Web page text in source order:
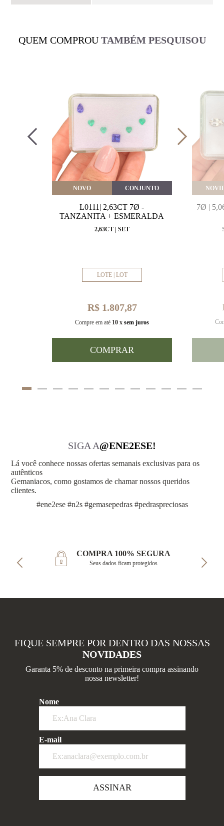
QUEM COMPROU TAMBÉM PESQUISOU
NOVO CONJUNTO
L0111| 2,63CT 7Ø -
TANZANITA + ESMERALDA
2,63CT | SET
LOTE | LOT
R$ 1.807,87
Compre em até 10 x sem juros
COMPRAR
7Ø |
SIGA A@ENE2ESE!
Lá você conhece nossas ofertas semanais exclusivas para os
autênticos
Gemaniacos, como gostamos de chamar nossos queridos
clientes.
#ene2ese #n2s #gemasepedras #pedraspreciosas
COMPRA 100% SEGURA
Seus dados ficam protegidos
FIQUE SEMPRE POR DENTRO DAS NOSSAS
NOVIDADES
Garanta 5% de desconto na primeira compra assinando
nossa newsletter!
Nome
E-mail
ASSINAR